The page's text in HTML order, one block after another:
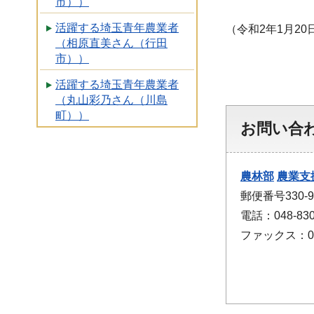
活躍する埼玉青年農業者
（相原直美さん（行田
市））
活躍する埼玉青年農業者
（丸山彩乃さん（川島
町））
（令和2年1月20
お問い合
農林部 農業支
郵便番号330-
電話：048-
ファックス：